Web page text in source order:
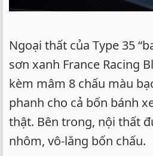
Ngoại thất của Type 35
sơn xanh France Racing
kèm mâm 8 chấu màu
phanh cho cả bốn bánh
thật. Bên trong, nội thất
nhôm, vô-lăng bốn chấu.